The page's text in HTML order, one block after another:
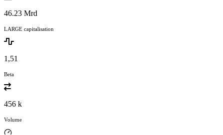
46.23 Mrd
LARGE capitalisation
1,51
Beta
456 k
Volume